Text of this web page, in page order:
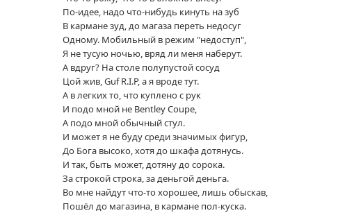
По-идее, надо что-нибудь кинуть на зуб
В кармане зуд, до магаза переть недосуг
Одному. Мобильный в режим "недоступ",
Я не тусую ночью, вряд ли меня наберут.
А вдруг? На столе полупустой сосуд
Цой жив, Guf R.I.P, а я вроде тут.
А в легких то, что куплено с рук
И подо мной не Bentley Coupe,
А подо мной обычный стул.
И может я не буду среди значимых фигур,
До Бога высоко, хотя до шкафа дотянусь.
И так, быть может, дотяну до сорока.
За строкой строка, за деньгой деньга.
Во мне найдут что-то хорошее, лишь обыскав,
Пошёл до магазина, в кармане пол-куска.